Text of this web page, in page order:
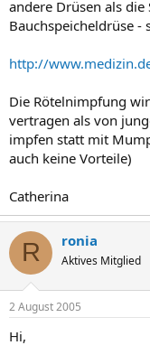
andere Drüsen als
Bauchspeicheldrüse -
http://
Die Rötelnimpfung
vertragen als von
impfen statt mit
auch keine Vorteile)
Catherina
R ronia
Aktives Mitglied
2 August 2005
Hi,